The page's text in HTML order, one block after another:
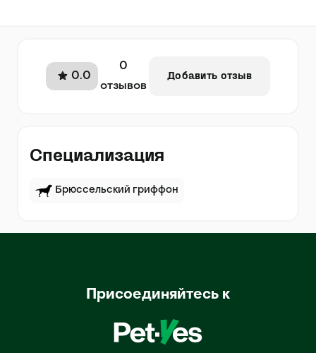
0.0
0
отзывов
Добавить отзыв
Специализация
Брюссельский гриффон
Присоединяйтесь к